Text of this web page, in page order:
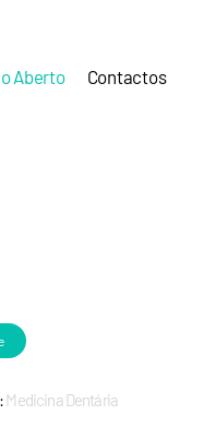
Aberto Contactos
Medicina Dentária